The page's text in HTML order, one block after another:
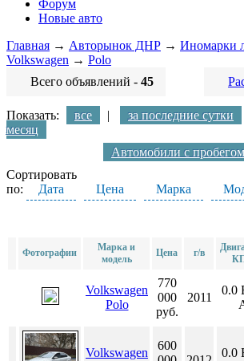
Форум
Новые авто
Главная → Авторынок ДНР → Иномарки
Volkswagen → Polo
Всего объявлений - 45
Показать: все | за последние сутки
месяц
Автомобили с пробегом
Сортировать
по:
Дата Цена Марка
Фотографии
Марка и
модель
Цена г/в
Volkswagen
Polo
770
000
руб.
2011
0.0
Volkswagen
600
0.0